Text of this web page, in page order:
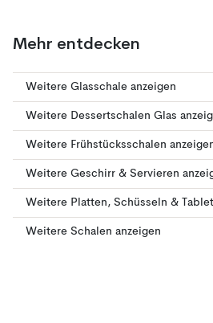
Mehr entdecken
Weitere Glasschale anzeigen
Weitere Dessertschalen Glas
Weitere Frühstücksschalen
Weitere Geschirr & Servieren
Weitere Platten, Schüsseln &
Weitere Schalen anzeigen